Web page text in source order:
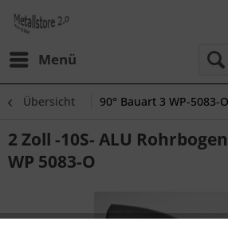
Menü
Übersicht 90° Bauart 3 WP-5083-O
2 Zoll -10S- ALU
WP 5083-O